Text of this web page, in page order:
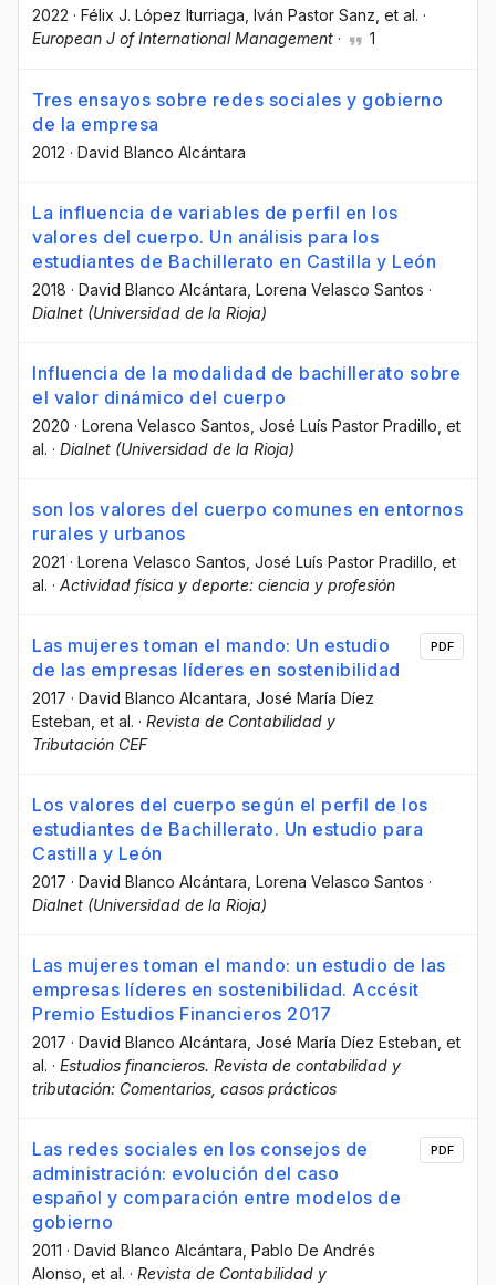
2022 · Félix J. López Iturriaga , Iván Pastor Sanz , et al. ·
European J of International Management · 1
Tres ensayos sobre redes sociales y gobierno
de la empresa
2012 · David Blanco Alcántara
La influencia de variables de perfil en los
valores del cuerpo. Un análisis para los
estudiantes de Bachillerato en Castilla y León
2018 · David Blanco Alcántara , Lorena Velasco Santos ·
Dialnet (Universidad de la Rioja)
Influencia de la modalidad de bachillerato sobre
el valor dinámico del cuerpo
2020 · Lorena Velasco Santos , José Luís Pastor Pradillo , et
al. · Dialnet (Universidad de la Rioja)
son los valores del cuerpo comunes en entornos
rurales y urbanos
2021 · Lorena Velasco Santos , José Luís Pastor Pradillo , et
al. · Actividad física y deporte: ciencia y profesión
Las mujeres toman el mando: Un estudio
de las empresas líderes en sostenibilidad
2017 · David Blanco Alcantara , José María Díez
Esteban , et al. · Revista de Contabilidad y
Tributación CEF
PDF
Los valores del cuerpo según el perfil de los
estudiantes de Bachillerato. Un estudio para
Castilla y León
2017 · David Blanco Alcántara , Lorena Velasco Santos ·
Dialnet (Universidad de la Rioja)
Las mujeres toman el mando: un estudio de las
empresas líderes en sostenibilidad. Accésit
Premio Estudios Financieros 2017
2017 · David Blanco Alcántara , José María Díez Esteban , et
al. · Estudios financieros. Revista de contabilidad y
tributación: Comentarios, casos prácticos
Las redes sociales en los consejos de
administración: evolución del caso
español y comparación entre modelos de
gobierno
2011 · David Blanco Alcántara , Pablo De Andrés
Alonso , et al. · Revista de Contabilidad y
PDF